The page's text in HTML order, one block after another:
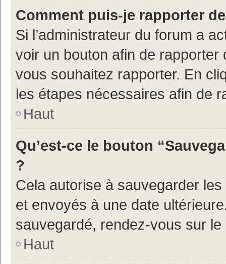
Comment puis-je rapporter
Si l’administrateur du forum a
voir un bouton afin de
vous souhaitez rapporter. En
les étapes nécessaires afin de
Haut
Qu’est-ce le bouton
?
Cela autorise à sauvegarder
et envoyés à une date
sauvegardé, rendez-vous sur le
Haut